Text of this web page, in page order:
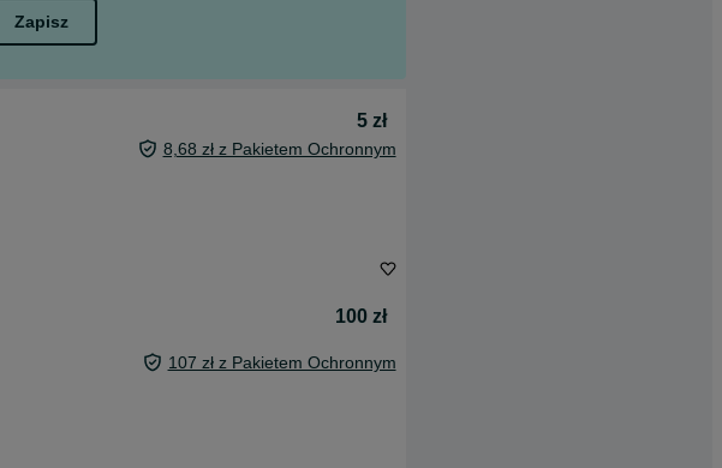
Zapisz
5 zł
8,68 zł z Pakietem Ochronnym
100 zł
107 zł z Pakietem Ochronnym